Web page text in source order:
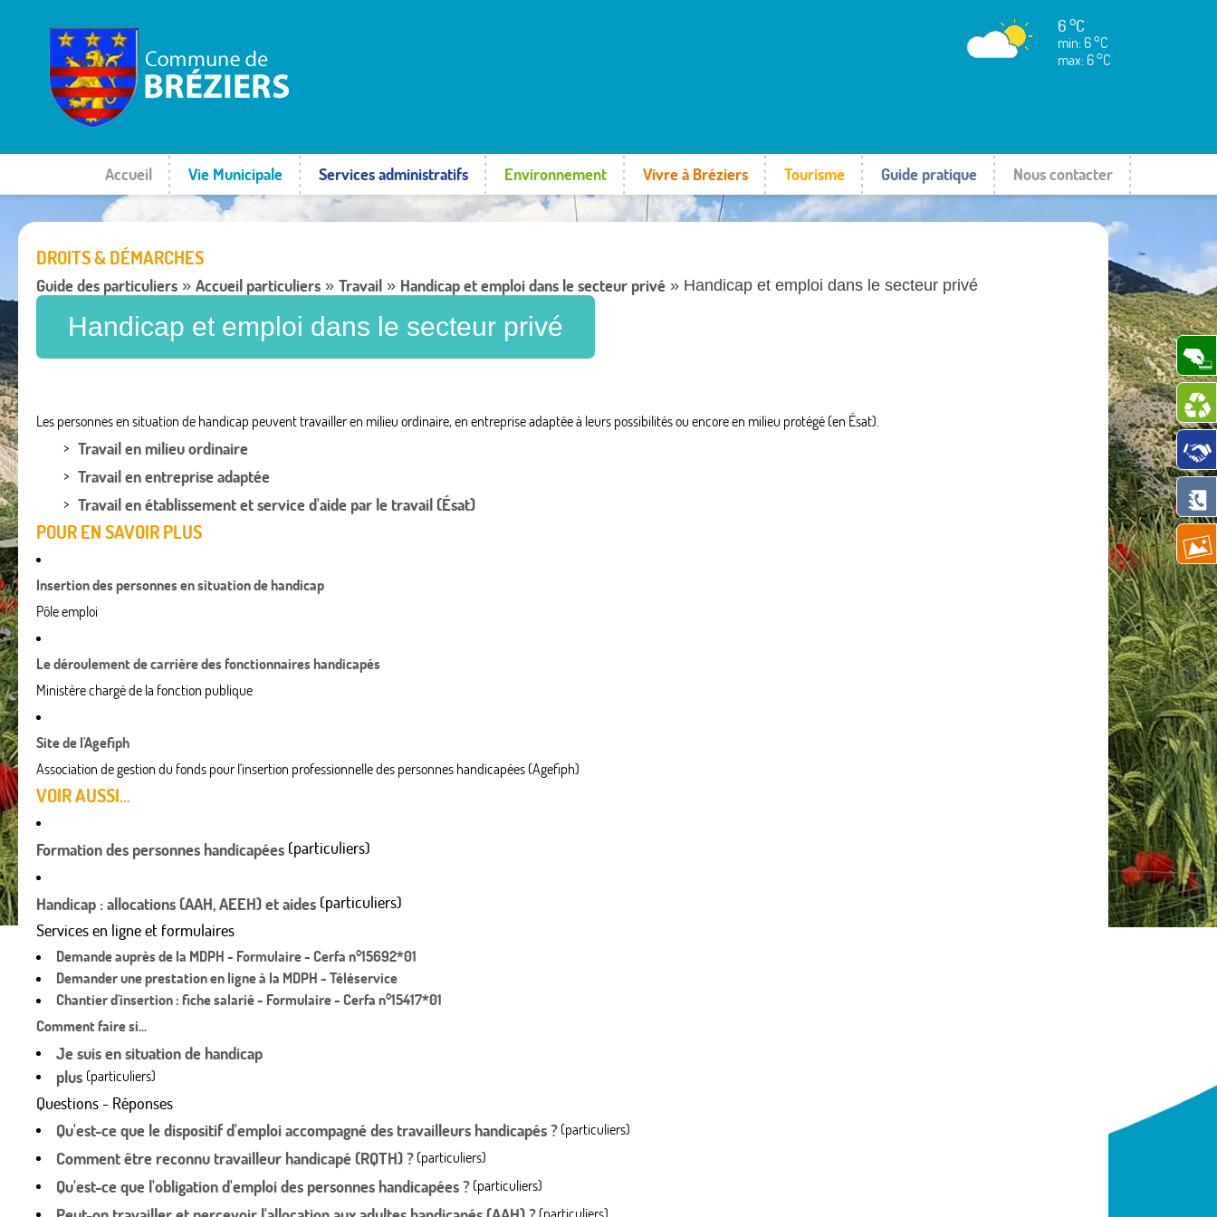
6 °C
min: 6 °C
max: 6 °C
Accueil Vie Municipale Services administratifs Environnement Vivre à Bréziers Tourisme Guide pratique Nous contacter
DROITS & DÉMARCHES
Guide des particuliers » Accueil particuliers » Travail » Handicap et emploi dans le secteur privé » Handicap et emploi dans le secteur privé
Handicap et emploi dans le secteur privé
Les personnes en situation de handicap peuvent travailler en milieu ordinaire, en entreprise adaptée à leurs possibilités ou encore en milieu protégé (en Ésat).
Travail en milieu ordinaire
Travail en entreprise adaptée
Travail en établissement et service d'aide par le travail (Ésat)
POUR EN SAVOIR PLUS
Insertion des personnes en situation de handicap
Pôle emploi
Le déroulement de carrière des fonctionnaires handicapés
Ministère chargé de la fonction publique
Site de l'Agefiph
Association de gestion du fonds pour l'insertion professionnelle des personnes handicapées (Agefiph)
VOIR AUSSI...
Formation des personnes handicapées (particuliers)
Handicap : allocations (AAH, AEEH) et aides (particuliers)
Services en ligne et formulaires
Demande auprès de la MDPH - Formulaire - Cerfa n°15692*01
Demander une prestation en ligne à la MDPH - Téléservice
Chantier d'insertion : fiche salarié - Formulaire - Cerfa n°15417*01
Comment faire si...
Je suis en situation de handicap
plus (particuliers)
Questions - Réponses
Qu'est-ce que le dispositif d'emploi accompagné des travailleurs handicapés ? (particuliers)
Comment être reconnu travailleur handicapé (RQTH) ? (particuliers)
Qu'est-ce que l'obligation d'emploi des personnes handicapées ? (particuliers)
(particuliers)